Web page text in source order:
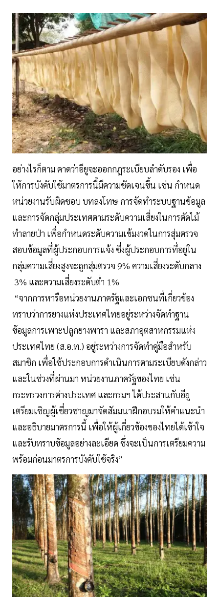
อย่างไรก็ตาม คาดว่าอียูจะออกกฎระเบียบลำดับรอง เพื่อ
ให้การบังคับใช้มาตรการนี้มีความชัดเจนขึ้น เช่น กำหนด
หน่วยงานรับผิดชอบ บทลงโทษ การจัดทำระบบฐานข้อมูล
และการจัดกลุ่มประเทศตามระดับความเสี่ยงในการตัดไม้
ทำลายป่า เพื่อกำหนดระดับความเข้มงวดในการสุ่มตรวจ
สอบข้อมูลที่ผู้ประกอบการแจ้ง ซึ่งผู้ประกอบการที่อยู่ใน
กลุ่มความเสี่ยงสูงจะถูกสุ่มตรวจ 9% ความเสี่ยงระดับกลาง
3% และความเสี่ยงระดับต่ำ 1%
“จากการหารือหน่วยงานภาครัฐและเอกชนที่เกี่ยวข้อง
ทราบว่าการยางแห่งประเทศไทยอยู่ระหว่างจัดทำฐาน
ข้อมูลการเพาะปลูกยางพารา และสภาอุตสาหกรรมแห่ง
ประเทศไทย (ส.อ.ท.) อยู่ระหว่างการจัดทำคู่มือสำหรับ
สมาชิก เพื่อใช้ประกอบการดำเนินการตามระเบียบดังกล่าว
และในช่วงที่ผ่านมา หน่วยงานภาครัฐของไทย เช่น
กระทรวงการต่างประเทศ และกรมฯ ได้ประสานกับอียู
เตรียมเชิญผู้เชี่ยวชาญมาจัดสัมมนาฝึกอบรมให้คำแนะนำ
และอธิบายมาตรการนี้ เพื่อให้ผู้เกี่ยวข้องของไทยได้เข้าใจ
และรับทราบข้อมูลอย่างละเอียด ซึ่งจะเป็นการเตรียมความ
พร้อมก่อนมาตรการบังคับใช้จริง”